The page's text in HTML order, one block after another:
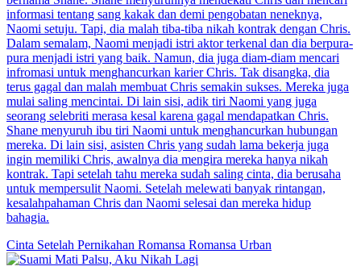
informasi tentang sang kakak dan demi pengobatan neneknya,
Naomi setuju. Tapi, dia malah tiba-tiba nikah kontrak dengan Chris.
Dalam semalam, Naomi menjadi istri aktor terkenal dan dia berpura-
pura menjadi istri yang baik. Namun, dia juga diam-diam mencari
infromasi untuk menghancurkan karier Chris. Tak disangka, dia
terus gagal dan malah membuat Chris semakin sukses. Mereka juga
mulai saling mencintai. Di lain sisi, adik tiri Naomi yang juga
seorang selebriti merasa kesal karena gagal mendapatkan Chris.
Shane menyuruh ibu tiri Naomi untuk menghancurkan hubungan
mereka. Di lain sisi, asisten Chris yang sudah lama bekerja juga
ingin memiliki Chris, awalnya dia mengira mereka hanya nikah
kontrak. Tapi setelah tahu mereka sudah saling cinta, dia berusaha
untuk mempersulit Naomi. Setelah melewati banyak rintangan,
kesalahpahaman Chris dan Naomi selesai dan mereka hidup
bahagia.
Cinta Setelah Pernikahan Romansa Romansa Urban